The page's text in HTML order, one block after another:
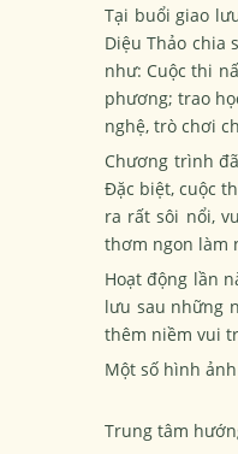
Tại buổi giao
Diệu Thảo chia
như: Cuộc thi
phương; trao
nghệ, trò chơi
Chương trình
Đặc biệt, cuộc
ra rất sôi nổi,
thơm ngon làm
Hoạt động lần
lưu sau những
thêm niềm vui
Một số hình
Trung tâm